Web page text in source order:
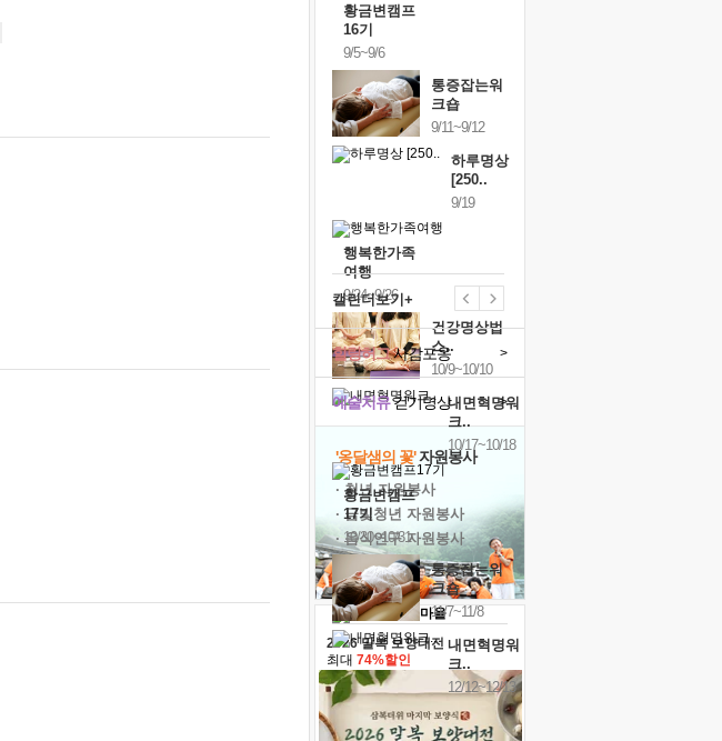
황금변캠프
16기
9/5~9/6
통증잡는워
크숍
9/11~9/12
하루명상
[250..
9/19
행복한가족
여행
9/24~9/26
건강명상법
스..
10/9~10/10
내면혁명워
크..
10/17~10/18
황금변캠프
17기
10/30~10/31
통증잡는워
크숍
11/7~11/8
내면혁명워
크..
12/12~12/13
캘린더보기+
예술치유걷기명상 >
힐링허그사감포옹 >
'옹달샘의 꽃'자원봉사
· 청년 자원봉사
· 금빛청년 자원봉사
· 음식연구 자원봉사
2026 말복 보양대전
최대 74%할인